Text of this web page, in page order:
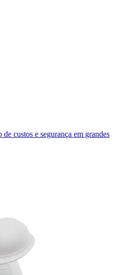
custos e segurança em grandes